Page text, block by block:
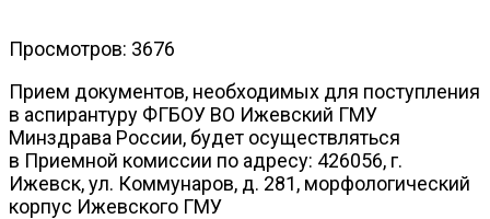
Просмотров: 3676
Прием документов, необходимых для поступления
в аспирантуру ФГБОУ ВО Ижевский ГМУ
Минздрава России, будет осуществляться
в Приемной комиссии по адресу: 426056, г.
Ижевск, ул. Коммунаров, д. 281, морфологический
корпус Ижевского ГМУ